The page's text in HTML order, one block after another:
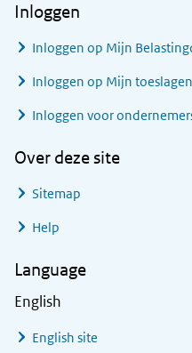
Inloggen
Inloggen op Mijn
Inloggen op Mijn toeslagen
Inloggen voor
Over deze site
Sitemap
Help
Language
English
English site